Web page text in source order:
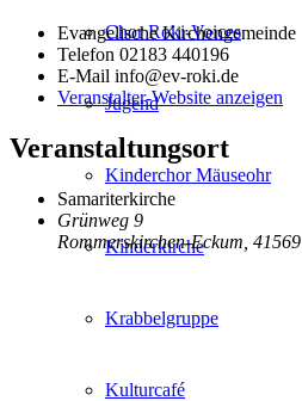
Chor Roki-Voices
Jugend
Kinderchor Mäuseohr
Kinderkirche
Krabbelgruppe
Kulturcafé
Evangelische Kirchengemeinde
Telefon 02183 440196
E-Mail info@ev-roki.de
Veranstalter-Website anzeigen
Veranstaltungsort
Samariterkirche
Grünweg 9
Rommerskirchen-Eckum 41569